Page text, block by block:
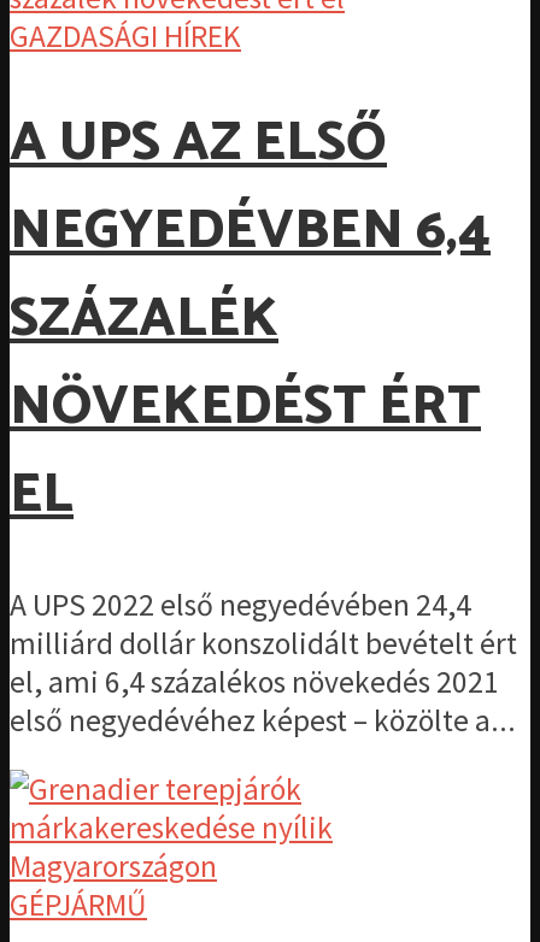
GAZDASÁGI HÍREK
A UPS AZ ELSŐ
NEGYEDÉVBEN 6,4
SZÁZALÉK
NÖVEKEDÉST ÉRT
EL
A UPS 2022 első negyedévében 24,4
milliárd dollár konszolidált bevételt ért
el, ami 6,4 százalékos növekedés 2021
első negyedévéhez képest – közölte a...
GÉPJÁRMŰ